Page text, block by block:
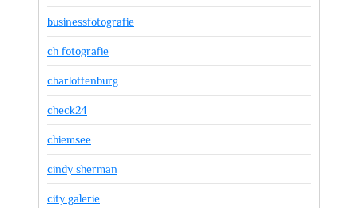
businessfotografie
ch fotografie
charlottenburg
check24
chiemsee
cindy sherman
city galerie